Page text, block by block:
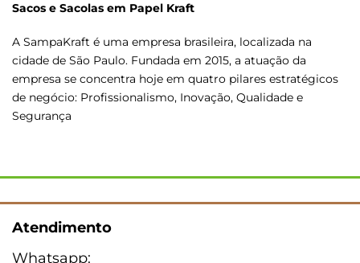
Sacos e Sacolas em Papel Kraft
A SampaKraft é uma empresa brasileira, localizada na
cidade de São Paulo. Fundada em 2015, a atuação da
empresa se concentra hoje em quatro pilares estratégicos
de negócio: Profissionalismo, Inovação, Qualidade e
Segurança
Atendimento
Whatsapp: